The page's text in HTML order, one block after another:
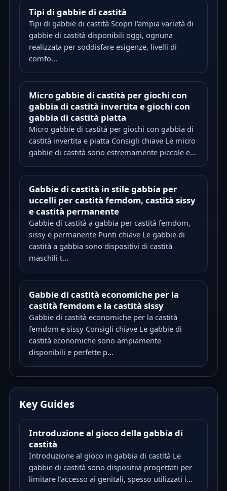
Tipi di gabbie di castità
Tipi di gabbie di castità Scopri l'ampia varietà di
gabbie di castità disponibili oggi, ognuna
realizzata per soddisfare esigenze, livelli di
comfo...
Micro gabbie di castità per giochi con
gabbia di castità invertita e giochi con
gabbia di castità piatta
Micro gabbie di castità per giochi con gabbia di
castità invertita e piatta Consigli chiave Le micro
gabbie di castità sono estremamente piccole e...
Gabbie di castità in stile gabbia per
uccelli per castità femdom, castità sissy
e castità permanente
Gabbie di castità a gabbia per castità femdom,
sissy e permanente Punti chiave Le gabbie di
castità a gabbia sono dispositivi di castità
maschili t...
Gabbie di castità economiche per la
castità femdom e la castità sissy
Gabbie di castità economiche per la castità
femdom e sissy Consigli chiave Le gabbie di
castità economiche sono ampiamente
disponibili e perfette p...
Key Guides
Introduzione al gioco della gabbia di
castità
Introduzione al gioco in gabbia di castità Le
gabbie di castità sono dispositivi progettati per
limitare l'accesso ai genitali, spesso utilizzati i...